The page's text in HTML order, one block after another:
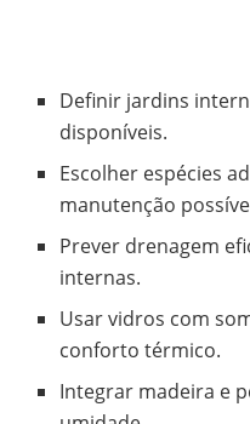
Definir jardins
disponíveis.
Escolher espécies
manutenção
Prever drenagem
internas.
Usar vidros com
conforto térmico.
Integrar madeira e